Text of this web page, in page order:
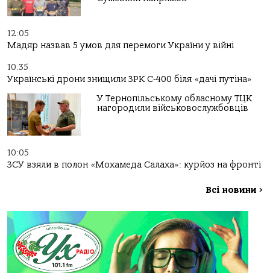
12:05
Мадяр назвав 5 умов для перемоги України у війні
10:35
Українські дрони знищили ЗРК С-400 біля «дачі путіна»
У Тернопільському обласному ТЦК
нагородили військовослужбовців
10:05
ЗСУ взяли в полон «Мохамеда Салаха»: курйоз на фронті
Всі новини >